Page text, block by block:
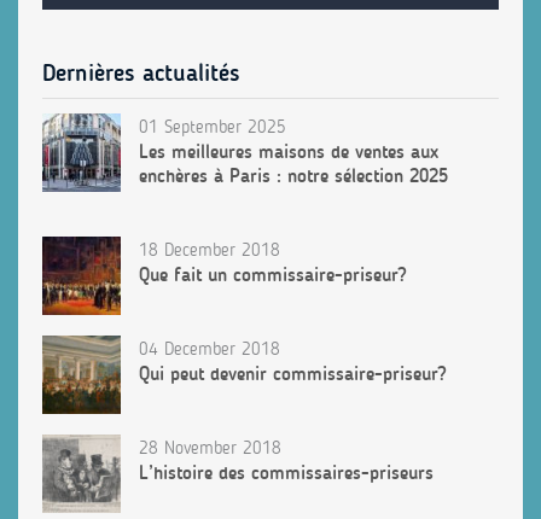
Dernières actualités
01 September 2025
Les meilleures maisons de ventes aux
enchères à Paris : notre sélection 2025
18 December 2018
Que fait un commissaire-priseur?
04 December 2018
Qui peut devenir commissaire-priseur?
28 November 2018
L’histoire des commissaires-priseurs